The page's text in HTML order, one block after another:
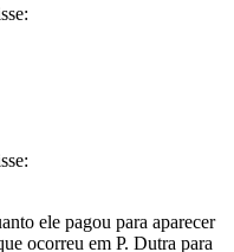
ele pagou para aparecer
ocorreu em P. Dutra para